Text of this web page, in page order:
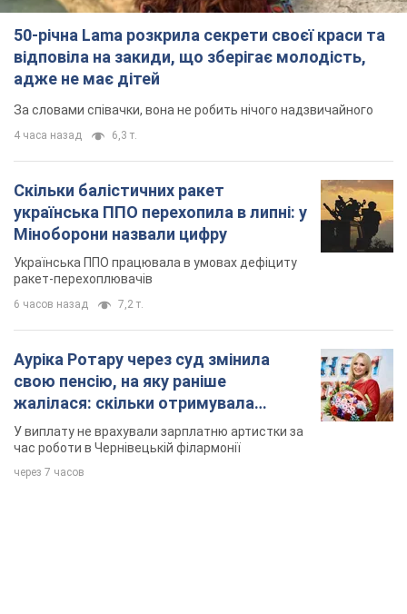
50-річна Lama розкрила секрети своєї краси та
відповіла на закиди, що зберігає молодість,
адже не має дітей
За словами співачки, вона не робить нічого надзвичайного
4 часа назад 6,3 т.
Скільки балістичних ракет
українська ППО перехопила в липні: у
Міноборони назвали цифру
Українська ППО працювала в умовах дефіциту
ракет-перехоплювачів
6 часов назад 7,2 т.
Ауріка Ротару через суд змінила
свою пенсію, на яку раніше
жалілася: скільки отримувала
співачка
У виплату не врахували зарплатню артистки за
час роботи в Чернівецькій філармонії
через 7 часов